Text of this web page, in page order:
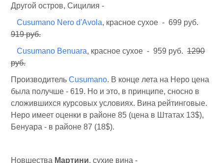
Другой остров, Сицилия -
Cusumano Nero d'Avola, красное сухое - 699 руб.
919 руб.
Cusumano Benuara, красное сухое - 959 руб. 1290
руб.
Производитель Cusumano. В конце лета на Неро цена
была получше - 619. Но и это, в принципе, сносно в
сложившихся курсовых условиях. Вина рейтинговые.
Неро имеет оценки в районе 85 (цена в Штатах 13$),
Бенуара - в районе 87 (18$).
Новшества Мартини, сухие вина -